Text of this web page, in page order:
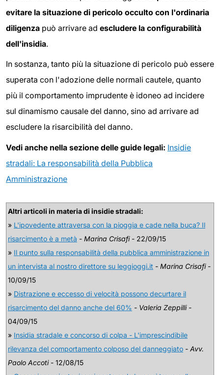
evitare la situazione di pericolo occulto con l'ordinaria
diligenza può arrivare ad escludere la configurabilità
dell'insidia.
In sostanza, tanto più la situazione di pericolo può essere
superata con l'adozione delle normali cautele, quanto
più il comportamento imprudente è idoneo ad incidere
sul dinamismo causale del danno, sino ad arrivare ad
escludere la risarcibilità del danno.
Vedi anche nella sezione delle guide legali: Insidie
stradali: La responsabilità della Pubblica
Amministrazione
Altri articoli in materia di insidie stradali:
» L'ipovedente attraversa con la pioggia e cade nella buca? Il
risarcimento è a metà - Marina Crisafi- 22/09/15
» Il punto sulla responsabilità della pubblica amministrazione in
un intervista al nostro direttore su leggioggi.it - Marina Crisafi-
10/09/15
» Distrazione e eccesso di velocità possono decurtare il
risarcimento del danno anche del 60% - Valeria Zeppilli-
04/09/15
» Insidia stradale e concorso di colpa - L'imprescindibile
rilevanza del comportamento colposo del danneggiato - Avv.
Paolo Accoti - 12/08/15